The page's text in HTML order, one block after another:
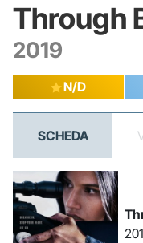
Through
2019
N/D
SCHEDA